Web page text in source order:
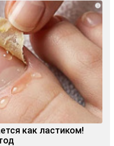
i
как ластиком!